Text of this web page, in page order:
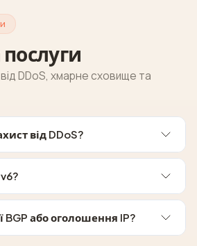
DDoS, хмарне сховище та
від DDoS?
BGP або оголошення IP?